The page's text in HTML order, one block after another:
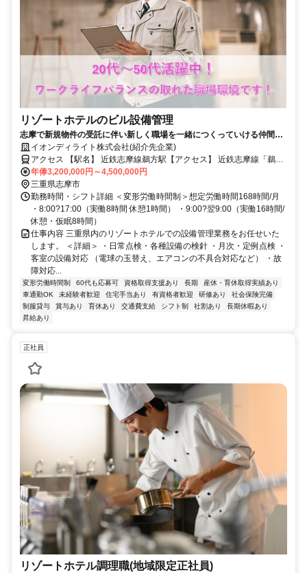
リゾートホテルのビル設備管理
志摩で新規物件の受託に伴い新しく職場を一緒につくっていける仲間を
探しています/イオングループ企業で安定就業/正社員で転勤なしも可/残
業少なめ/福利厚生充実/研修制度充実/資格手当あり_設備管理
イオンディライト株式会社(紹介先企業)
アクセス 【駅名】 近鉄志摩線鵜方駅【アクセス】 近鉄志摩線「鵜方
駅」からバス約15分 ※車通勤可/車通勤推奨
年俸3,200,000円～4,500,000円
三重県志摩市
勤務時間・シフト詳細 ＜変形労働時間制＞想定労働時間168時間/月
・8:00?17:00（実働8時間 休憩1時間） ・9:00?翌9:00（実働16時間/
休憩・仮眠8時間）
仕事内容 三重県内のリゾートホテルでの設備管理業務をお任せいた
します。 ＜詳細＞ ・日常点検・各種設備の検針 ・月次・定例点検 ・
客室の設備対応 （電球の玉替え、エアコンの不具合対応など） ・故
障対応...
変形労働時間制 60代も応募可 資格取得支援あり 長期
産休・育休取得実績あり
車通勤OK
未経験者歓迎 住宅手当あり 有資格者歓迎 研修あり
社会保険完備
制服貸与
賞与あり 育休あり 交通費支給 シフト制 社割あり
長期休暇あり
昇給あり
正社員
リゾートホテル調理職(地域限定正社員)